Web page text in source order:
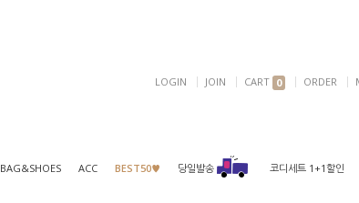
LOGIN JOIN CART 0 ORDER
BAG&SHOES ACC BEST50♥ 당일발송 코디세트 1+1할인